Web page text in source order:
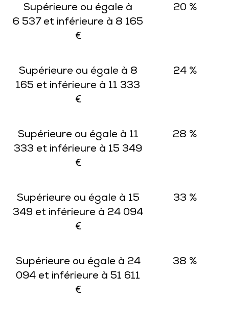
Supérieure ou égale à
6 537 et inférieure à 8 165
€
20 %
Supérieure ou égale à 8
165 et inférieure à 11 333
€
24 %
Supérieure ou égale à 11
333 et inférieure à 15 349
€
28 %
Supérieure ou égale à 15
349 et inférieure à 24 094
€
33 %
Supérieure ou égale à 24
094 et inférieure à 51 611
€
38 %